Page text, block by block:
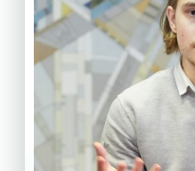
курсов
Конкурсный